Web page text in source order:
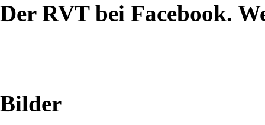
Der RVT bei Facebook.
Bilder